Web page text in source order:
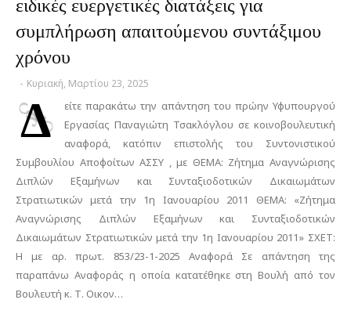
συμπλήρωση απαιτούμενου συντάξιμου
χρόνου
- Κυριακή, Μαρτίου 23, 2025
Δ
είτε παρακάτω την απάντηση του πρώην Υφυπουργού
Εργασίας Παναγιώτη Τσακλόγλου σε κοινοβουλευτική
αναφορά, κατόπιν επιστολής του Συντονιστικού
Συμβουλίου Αποφοίτων ΑΣΣΥ , με ΘΕΜΑ: Ζήτημα Αναγνώρισης
Διπλών Εξαμήνων και Συνταξιοδοτικών Δικαιωμάτων
Στρατιωτικών μετά την 1η Ιανουαρίου 2011 ΘΕΜΑ: «Ζήτημα
Αναγνώρισης Διπλών Εξαμήνων και Συνταξιοδοτικών
Δικαιωμάτων Στρατιωτικών μετά την 1η Ιανουαρίου 2011» ΣΧΕΤ:
Η με αρ. πρωτ. 853/23-1-2025 Αναφορά Σε απάντηση της
παραπάνω Αναφοράς η οποία κατατέθηκε στη Βουλή από τον
Βουλευτή κ. Τ. Οικον…